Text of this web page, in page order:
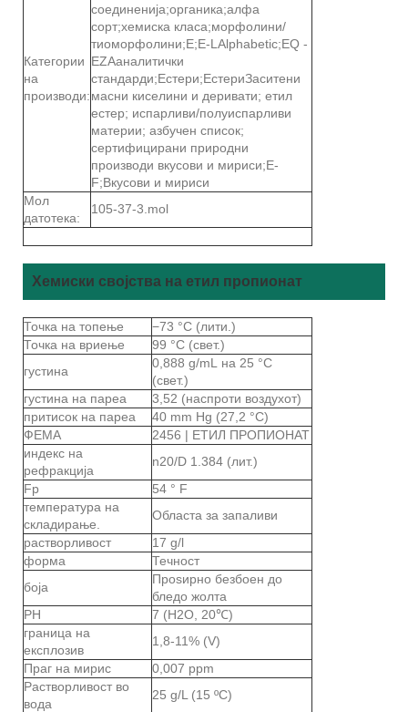
Категории
на
производи:
соединенија;органика;алфа
сорт;хемиска класа;морфолини/
тиоморфолини;E;E-LAlphabetic;EQ -
EZAаналитички
стандарди;Естери;ЕстериЗаситени
масни киселини и деривати; етил
естер; испарливи/полуиспарливи
материи; азбучен список;
сертифицирани природни
производи вкусови и мириси;E-
F;Вкусови и мириси
Мол
датотека:
105-37-3.mol
Хемиски својства на етил пропионат
Точка на топење
−73 °C (лити.)
Точка на вриење
99 °C (свет.)
густина
0,888 g/mL на 25 °C
(свет.)
густина на пареа
3,52 (наспроти воздухот)
притисок на пареа
40 mm Hg (27,2 °C)
ФЕМА
2456 | ЕТИЛ ПРОПИОНАТ
индекс на
рефракција
n20/D 1.384 (лит.)
Fp
54 ° F
температура на
складирање.
Областа за запаливи
растворливост
17 g/l
форма
Течност
боја
Проѕирно безбоен до
бледо жолта
PH
7 (H2O, 20℃)
граница на
експлозив
1,8-11% (V)
Праг на мирис
0,007 ppm
Растворливост во
вода
25 g/L (15 ºC)